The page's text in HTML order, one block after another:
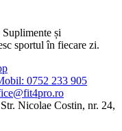
și
sportul în fiecare zi.
0752 233 905
Str. Nicolae Costin, nr. 24,